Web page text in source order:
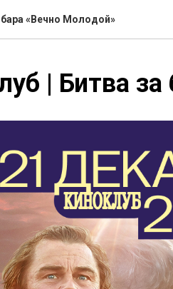
«Вечно Молодой»
| Битва за